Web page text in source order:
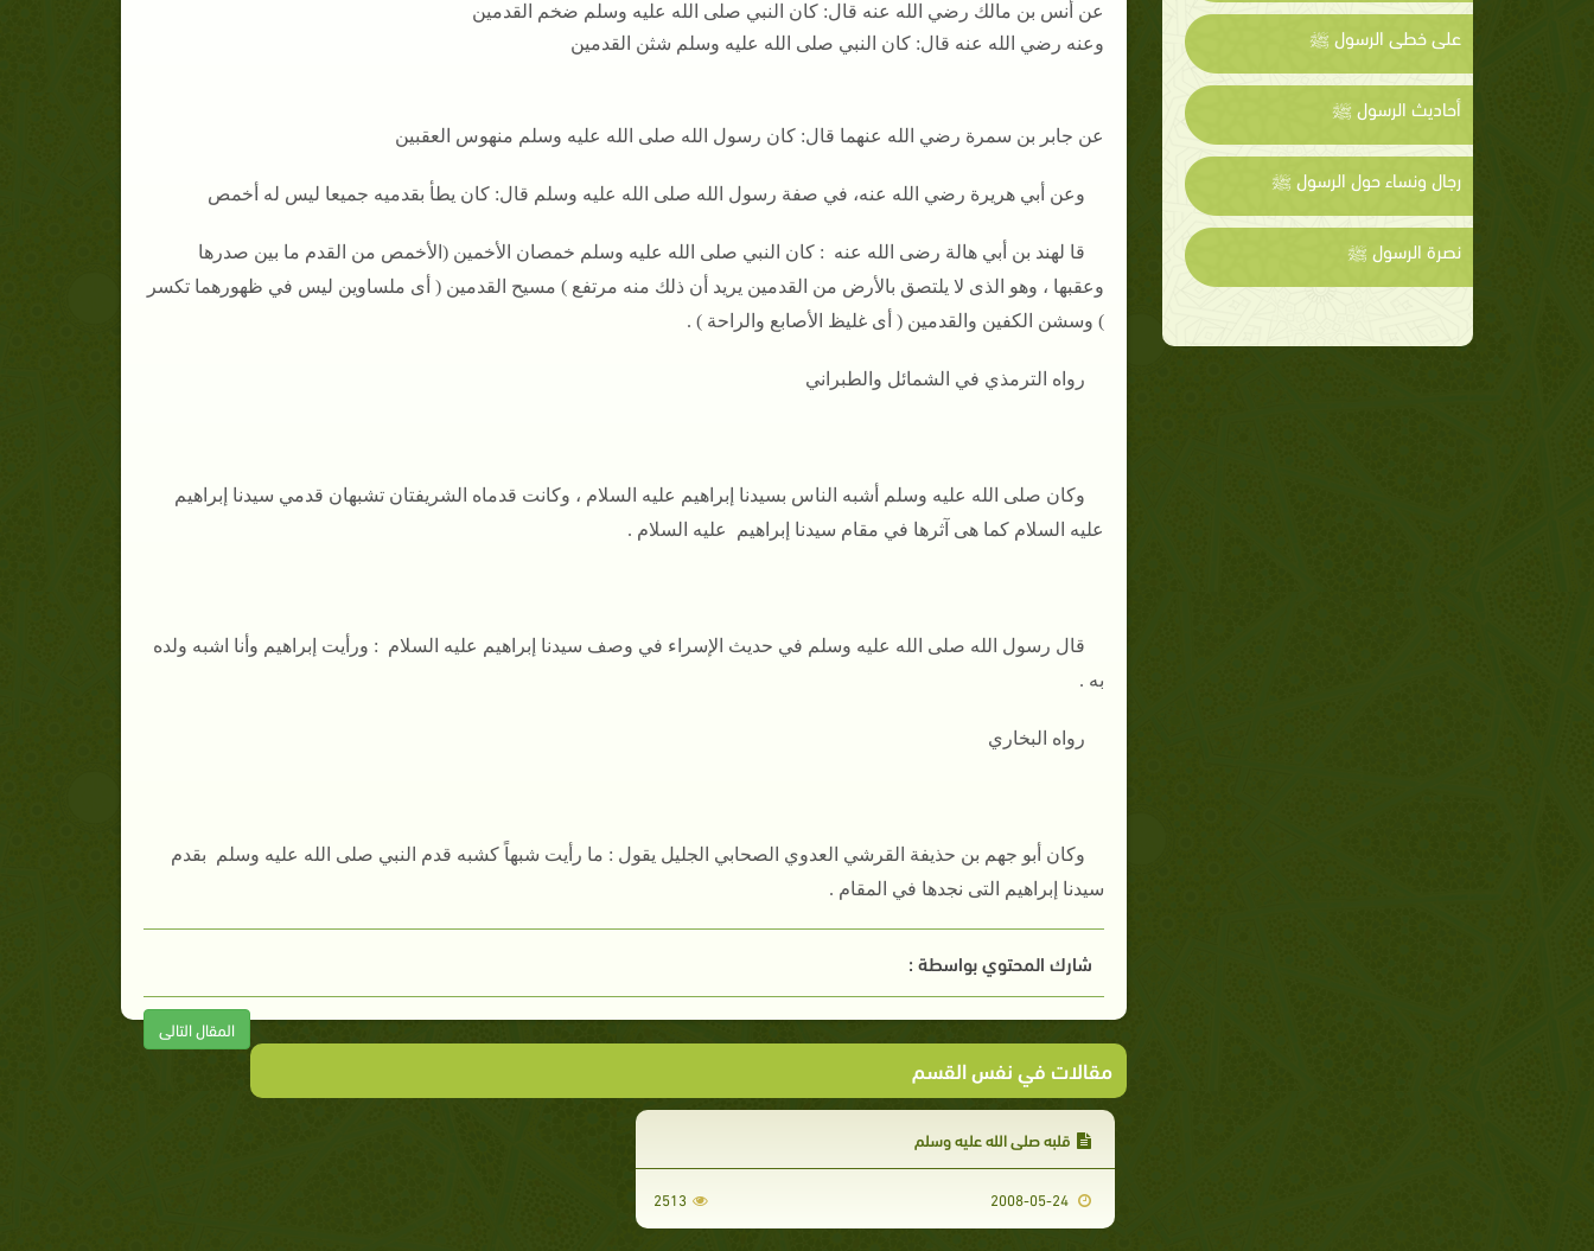
على خطى الرسول ﷺ
أحاديث الرسول ﷺ
رجال ونساء حول الرسول ﷺ
نصرة الرسول ﷺ
عن أنس بن مالك رضي الله عنه قال: كان النبي صلى الله عليه وسلم ضخم القدمين
وعنه رضي الله عنه قال: كان النبي صلى الله عليه وسلم شثن القدمين
عن جابر بن سمرة رضي الله عنهما قال: كان رسول الله صلى الله عليه وسلم منهوس العقبين
وعن أبي هريرة رضي الله عنه، في صفة رسول الله صلى الله عليه وسلم قال: كان يطأ بقدميه جميعا ليس له أخمص
قا لهند بن أبي هالة رضى الله عنه : كان النبي صلى الله عليه وسلم خمصان الأخمين (الأخمص من القدم ما بين صدرها
وعقبها ، وهو الذى لا يلتصق بالأرض من القدمين يريد أن ذلك منه مرتفع ) مسيح القدمين ( أى ملساوين ليس في ظهورهما تكسر
) وسشن الكفين والقدمين ( أى غليظ الأصابع والراحة ) .
رواه الترمذي في الشمائل والطبراني
وكان صلى الله عليه وسلم أشبه الناس بسيدنا إبراهيم عليه السلام ، وكانت قدماه الشريفتان تشبهان قدمي سيدنا إبراهيم
عليه السلام كما هى آثرها في مقام سيدنا إبراهيم عليه السلام .
قال رسول الله صلى الله عليه وسلم في حديث الإسراء في وصف سيدنا إبراهيم عليه السلام : ورأيت إبراهيم وأنا اشبه ولده
به .
رواه البخاري
وكان أبو جهم بن حذيفة القرشي العدوي الصحابي الجليل يقول : ما رأيت شبهاً كشبه قدم النبي صلى الله عليه وسلم بقدم
سيدنا إبراهيم التى نجدها في المقام .
شارك المحتوي بواسطة :
المقال التالى
مقالات في نفس القسم
قلبه صلى الله عليه وسلم
2008-05-24
2513